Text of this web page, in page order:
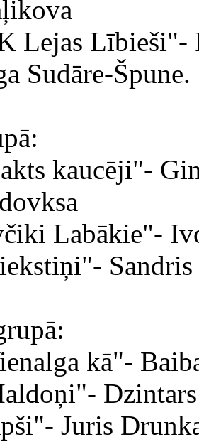
Lejas Lībieši"-
Sudāre-Špune.
kaucēji"-
Labākie"-
kā"-
Dzintars
Juris